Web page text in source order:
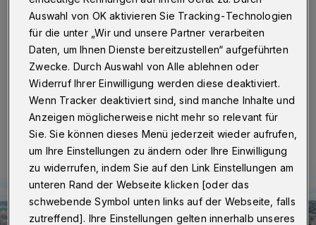
Ronsdorf führte nach Stuttgart. Dort stand unter
anderem eine Werksbesichtigung des
Modellbahnherstellers Märklin auf dem Programm.
20.06.2016 , 08:59 Uhr Eine Minute Lesezeit
Auswahl von OK aktivieren Sie Tracking-Technologien
für die unter „Wir und unsere Partner verarbeiten
Daten, um Ihnen Dienste bereitzustellen“ aufgeführten
Zwecke. Durch Auswahl von Alle ablehnen oder
Widerruf Ihrer Einwilligung werden diese deaktiviert.
Wenn Tracker deaktiviert sind, sind manche Inhalte und
Anzeigen möglicherweise nicht mehr so relevant für
Sie. Sie können dieses Menü jederzeit wieder aufrufen,
um Ihre Einstellungen zu ändern oder Ihre Einwilligung
zu widerrufen, indem Sie auf den Link Einstellungen am
unteren Rand der Webseite klicken [oder das
schwebende Symbol unten links auf der Webseite, falls
zutreffend]. Ihre Einstellungen gelten innerhalb unseres